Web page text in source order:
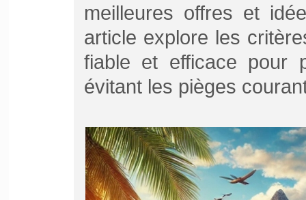
meilleures offres et
article explore les
fiable et efficace pour
évitant les pièges